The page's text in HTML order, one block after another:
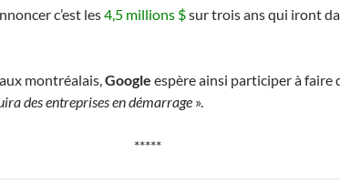
c’est les4,5 millions $sur trois ans qui iront
montréalais,Google espère ainsi participer à faire
des entreprises en démarrage ».
*****